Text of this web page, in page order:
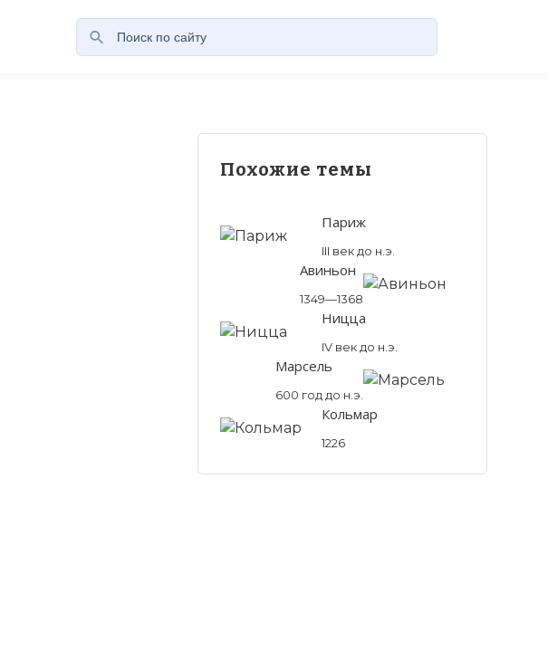
Похожие темы
Париж
III век до н.э.
Авиньон
1349—1368
Ницца
IV век до н.э.
Марсель
600 год до н.э.
Кольмар
1226